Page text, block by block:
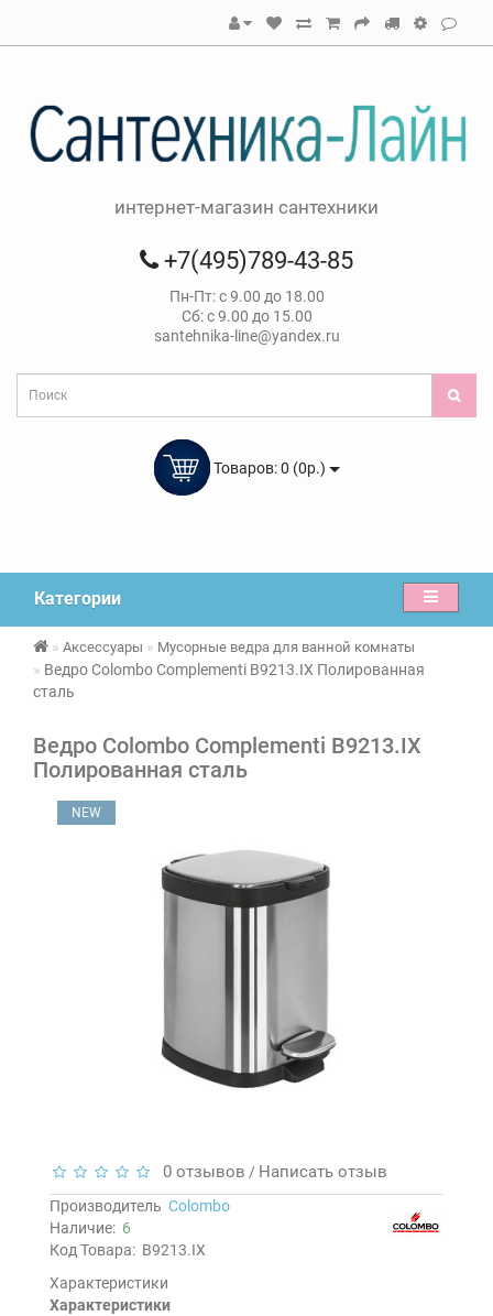
интернет-магазин сантехники
+7(495)789-43-85
Пн-Пт: с 9.00 до 18.00
Сб: с 9.00 до 15.00
santehnika-line@yandex.ru
Товаров: 0 (0р.)
Категории
Аксессуары Мусорные ведра для ванной комнаты
Ведро Colombo Complementi B9213.IX Полированная
сталь
Ведро Colombo Complementi B9213.IX
Полированная сталь
NEW
0 отзывов / Написать отзыв
Производитель Colombo
Наличие: 6
Код Товара: B9213.IX
Характеристики
Характеристики